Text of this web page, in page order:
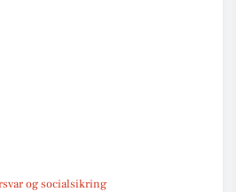
og socialsikring